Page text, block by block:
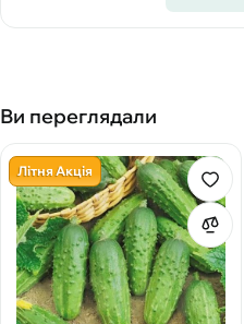
Ви переглядали
Літня Акція